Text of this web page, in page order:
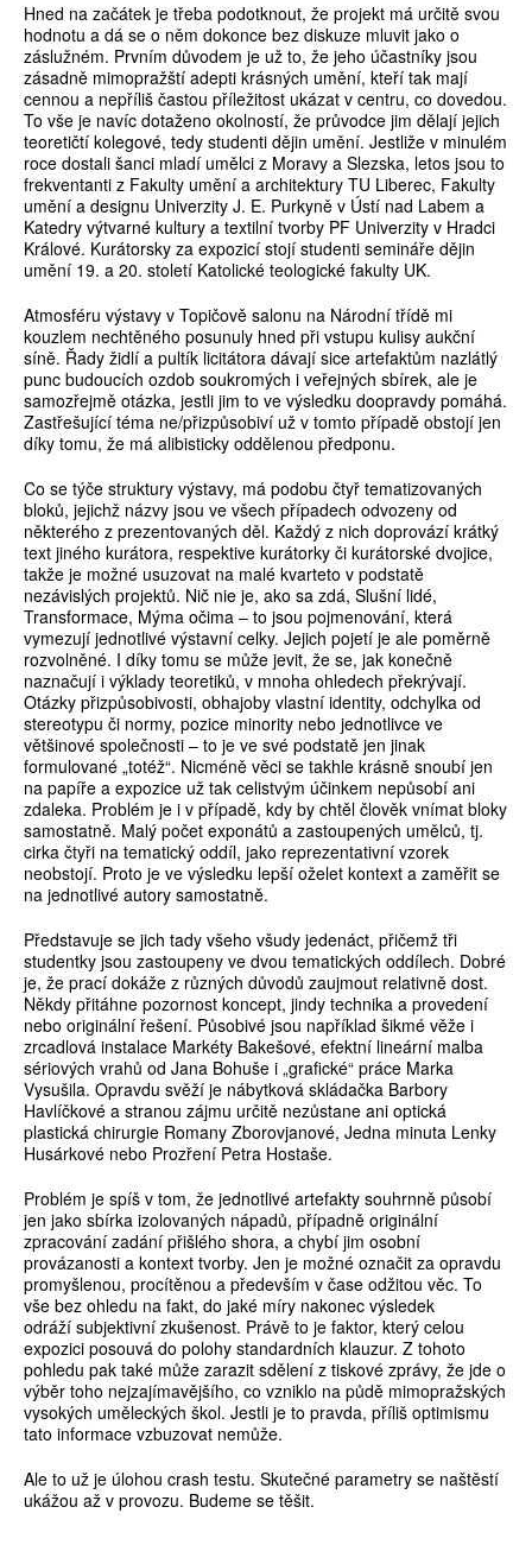
Hned na začátek je třeba podotknout, že projekt má určitě svou
hodnotu a dá se o něm dokonce bez diskuze mluvit jako o
záslužném. Prvním důvodem je už to, že jeho účastníky jsou
zásadně mimopražští adepti krásných umění, kteří tak mají
cennou a nepříliš častou příležitost ukázat v centru, co dovedou.
To vše je navíc dotaženo okolností, že průvodce jim dělají jejich
teoretičtí kolegové, tedy studenti dějin umění. Jestliže v minulém
roce dostali šanci mladí umělci z Moravy a Slezska, letos jsou to
frekventanti z Fakulty umění a architektury TU Liberec, Fakulty
umění a designu Univerzity J. E. Purkyně v Ústí nad Labem a
Katedry výtvarné kultury a textilní tvorby PF Univerzity v Hradci
Králové. Kurátorsky za expozicí stojí studenti semináře dějin
umění 19. a 20. století Katolické teologické fakulty UK.
Atmosféru výstavy v Topičově salonu na Národní třídě mi
kouzlem nechtěného posunuly hned při vstupu kulisy aukční
síně. Řady židlí a pultík licitátora dávají sice artefaktům nazlátlý
punc budoucích ozdob soukromých i veřejných sbírek, ale je
samozřejmě otázka, jestli jim to ve výsledku doopravdy pomáhá.
Zastřešující téma ne/přizpůsobiví už v tomto případě obstojí jen
díky tomu, že má alibisticky oddělenou předponu.
Co se týče struktury výstavy, má podobu čtyř tematizovaných
bloků, jejichž názvy jsou ve všech případech odvozeny od
některého z prezentovaných děl. Každý z nich doprovází krátký
text jiného kurátora, respektive kurátorky či kurátorské dvojice,
takže je možné usuzovat na malé kvarteto v podstatě
nezávislých projektů. Nič nie je, ako sa zdá, Slušní lidé,
Transformace, Mýma očima – to jsou pojmenování, která
vymezují jednotlivé výstavní celky. Jejich pojetí je ale poměrně
rozvolněné. I díky tomu se může jevit, že se, jak konečně
naznačují i výklady teoretiků, v mnoha ohledech překrývají.
Otázky přizpůsobivosti, obhajoby vlastní identity, odchylka od
stereotypu či normy, pozice minority nebo jednotlivce ve
většinové společnosti – to je ve své podstatě jen jinak
formulované „totéž“. Nicméně věci se takhle krásně snoubí jen
na papíře a expozice už tak celistvým účinkem nepůsobí ani
zdaleka. Problém je i v případě, kdy by chtěl člověk vnímat bloky
samostatně. Malý počet exponátů a zastoupených umělců, tj.
cirka čtyři na tematický oddíl, jako reprezentativní vzorek
neobstojí. Proto je ve výsledku lepší oželet kontext a zaměřit se
na jednotlivé autory samostatně.
Představuje se jich tady všeho všudy jedenáct, přičemž tři
studentky jsou zastoupeny ve dvou tematických oddílech. Dobré
je, že prací dokáže z různých důvodů zaujmout relativně dost.
Někdy přitáhne pozornost koncept, jindy technika a provedení
nebo originální řešení. Působivé jsou například šikmé věže i
zrcadlová instalace Markéty Bakešové, efektní lineární malba
sériových vrahů od Jana Bohuše i „grafické“ práce Marka
Vysušila. Opravdu svěží je nábytková skládačka Barbory
Havlíčkové a stranou zájmu určitě nezůstane ani optická
plastická chirurgie Romany Zborovjanové, Jedna minuta Lenky
Husárkové nebo Prozření Petra Hostaše.
Problém je spíš v tom, že jednotlivé artefakty souhrnně působí
jen jako sbírka izolovaných nápadů, případně originální
zpracování zadání přišlého shora, a chybí jim osobní
provázanosti a kontext tvorby. Jen je možné označit za opravdu
promyšlenou, procítěnou a především v čase odžitou věc. To
vše bez ohledu na fakt, do jaké míry nakonec výsledek
odráží subjektivní zkušenost. Právě to je faktor, který celou
expozici posouvá do polohy standardních klauzur. Z tohoto
pohledu pak také může zarazit sdělení z tiskové zprávy, že jde o
výběr toho nejzajímavějšího, co vzniklo na půdě mimopražských
vysokých uměleckých škol. Jestli je to pravda, příliš optimismu
tato informace vzbuzovat nemůže.
Ale to už je úlohou crash testu. Skutečné parametry se naštěstí
ukážou až v provozu. Budeme se těšit.